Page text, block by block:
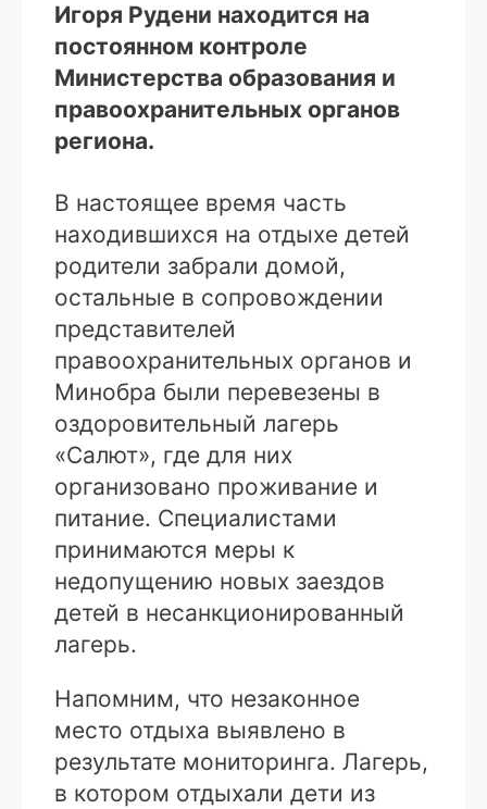
Игоря Рудени находится на
постоянном контроле
Министерства образования и
правоохранительных органов
региона.
В настоящее время часть
находившихся на отдыхе детей
родители забрали домой,
остальные в сопровождении
представителей
правоохранительных органов и
Минобра были перевезены в
оздоровительный лагерь
«Салют», где для них
организовано проживание и
питание. Специалистами
принимаются меры к
недопущению новых заездов
детей в несанкционированный
лагерь.
Напомним, что незаконное
место отдыха выявлено в
результате мониторинга. Лагерь,
в котором отдыхали дети из